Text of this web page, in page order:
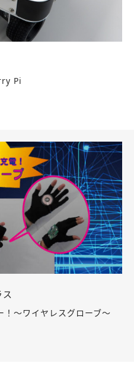
Pi
～ワイヤレスグローブ～